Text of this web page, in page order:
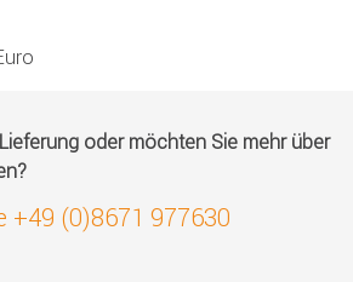
oder möchten Sie mehr über
+49 (0)8671 977630